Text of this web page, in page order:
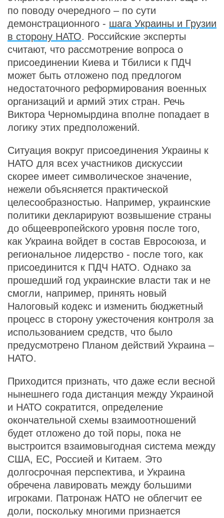
по поводу очередного – по сути
демонстрационного - шага Украины и Грузии
в сторону НАТО. Российские эксперты
считают, что рассмотрение вопроса о
присоединении Киева и Тбилиси к ПДЧ
может быть отложено под предлогом
недостаточного реформирования военных
организаций и армий этих стран. Речь
Виктора Черномырдина вполне попадает в
логику этих предположений.
Ситуация вокруг присоединения Украины к
НАТО для всех участников дискуссии
скорее имеет символическое значение,
нежели объясняется практической
целесообразностью. Например, украинские
политики декларируют возвышение страны
до общеевропейского уровня после того,
как Украина войдет в состав Евросоюза, и
региональное лидерство - после того, как
присоединится к ПДЧ НАТО. Однако за
прошедший год украинские власти так и не
смогли, например, принять новый
Налоговый кодекс и изменить бюджетный
процесс в сторону ужесточения контроля за
использованием средств, что было
предусмотрено Планом действий Украина –
НАТО.
Приходится признать, что даже если весной
нынешнего года дистанция между Украиной
и НАТО сократится, определение
окончательной схемы взаимоотношений
будет отложено до той поры, пока не
выстроится взаимовыгодная система между
США, ЕС, Россией и Китаем. Это
долгосрочная перспектива, и Украина
обречена лавировать между большими
игроками. Патронаж НАТО не облегчит ее
доли, поскольку многими признается